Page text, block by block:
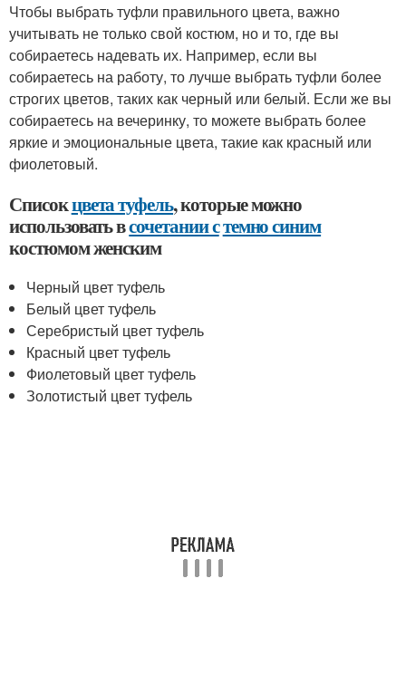
Чтобы выбрать туфли правильного цвета, важно
учитывать не только свой костюм, но и то, где вы
собираетесь надевать их. Например, если вы
собираетесь на работу, то лучше выбрать туфли более
строгих цветов, таких как черный или белый. Если же вы
собираетесь на вечеринку, то можете выбрать более
яркие и эмоциональные цвета, такие как красный или
фиолетовый.
Списокцвета туфель, которые можно
использовать всочетании стемно синим
костюмом женским
Черный цвет туфель
Белый цвет туфель
Серебристый цвет туфель
Красный цвет туфель
Фиолетовый цвет туфель
Золотистый цвет туфель